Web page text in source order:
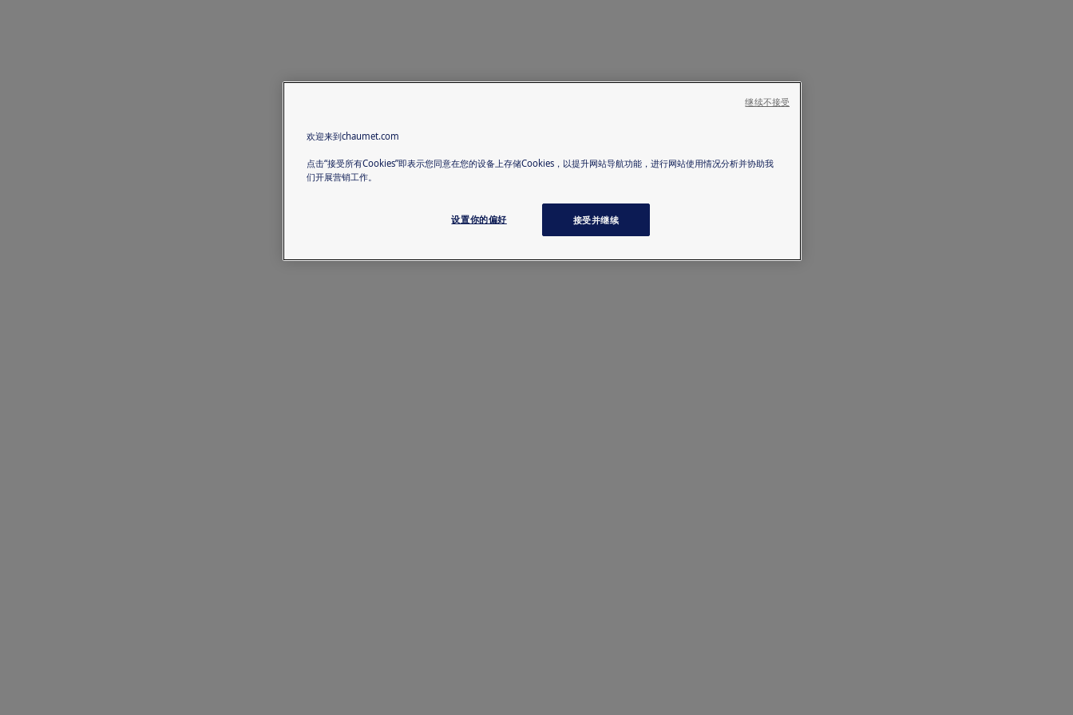
欢迎来到chaumet.com
点击“接受所有Cookies”即表示您同意在您的设备上存储Cookies，以提升网站导航功能，进行网站使用情况分析并协助我
们开展营销工作。
设置你的偏好 接受并继续
继续不接受